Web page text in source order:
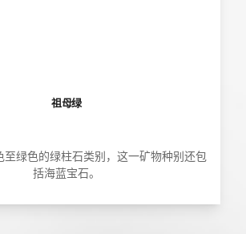
祖母绿
至绿色的绿柱石类别，这一矿物种别还包
括海蓝宝石。